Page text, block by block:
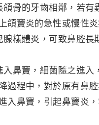
頜骨的牙齒相鄰，若有
頜竇炎的急性或慢性炎
腺樣體炎，可致鼻腔長
入鼻竇，細菌隨之進入
過程中，對於原有鼻
入鼻竇，引起鼻竇炎，